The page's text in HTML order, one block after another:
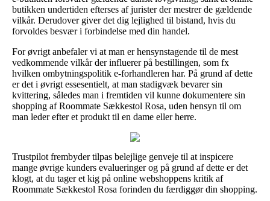
butikken undertiden efterses af jurister der mestrer de gældende
vilkår. Derudover giver det dig lejlighed til bistand, hvis du
forvoldes besvær i forbindelse med din handel.
For øvrigt anbefaler vi at man er hensynstagende til de mest
vedkommende vilkår der influerer på bestillingen, som fx
hvilken ombytningspolitik e-forhandleren har. På grund af dette
er det i øvrigt essesentielt, at man stadigvæk bevarer sin
kvittering, således man i fremtiden vil kunne dokumentere sin
shopping af Roommate Sækkestol Rosa, uden hensyn til om
man leder efter et produkt til en dame eller herre.
Trustpilot frembyder tilpas belejlige genveje til at inspicere
mange øvrige kunders evalueringer og på grund af dette er det
klogt, at du tager et kig på online webshoppens kritik af
Roommate Sækkestol Rosa forinden du færdiggør din shopping.